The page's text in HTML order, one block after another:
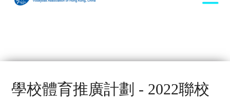
學校體育推廣計劃 - 2022聯校